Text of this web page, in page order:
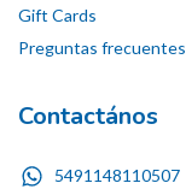
Gift Cards
Preguntas frecuentes
Contactános
5491148110507